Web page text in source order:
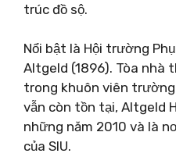
trúc đồ sộ.
Nổi bật là Hội trường
Altgeld (1896). Tòa nhà
trong khuôn viên
vẫn còn tồn tại, Altgeld
những năm 2010 và là
của SIU.